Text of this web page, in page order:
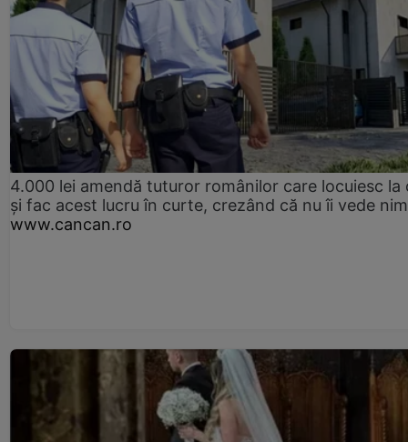
4.000 lei amendă tuturor românilor care locuiesc la
și fac acest lucru în curte, crezând că nu îi vede
www.cancan.ro